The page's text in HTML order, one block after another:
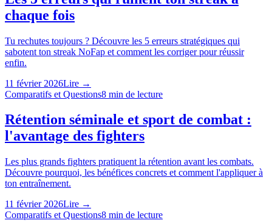
chaque fois
Tu rechutes toujours ? Découvre les 5 erreurs stratégiques qui
sabotent ton streak NoFap et comment les corriger pour réussir
enfin.
11 février 2026Lire →
Comparatifs et Questions8 min de lecture
Rétention séminale et sport de combat :
l'avantage des fighters
Les plus grands fighters pratiquent la rétention avant les combats.
Découvre pourquoi, les bénéfices concrets et comment l'appliquer à
ton entraînement.
11 février 2026Lire →
Comparatifs et Questions8 min de lecture